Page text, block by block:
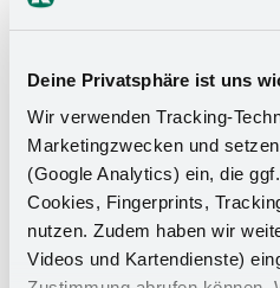
Deine Privatsphäre ist uns
Wir verwenden Tracking-
Marketingzwecken und
(Google Analytics) ein, die
Cookies, Fingerprints,
nutzen. Zudem haben wir
Videos und Kartendienste)
Das
Badezimmer